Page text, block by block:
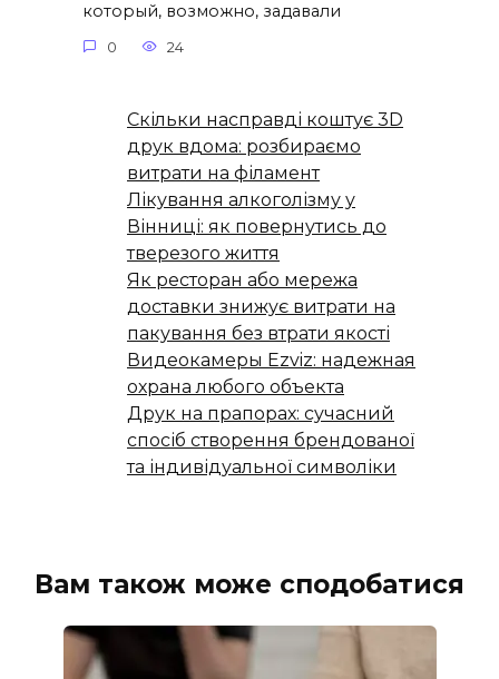
который, возможно, задавали
0 24
Скільки насправді коштує 3D
друк вдома: розбираємо
витрати на філамент
Лікування алкоголізму у
Вінниці: як повернутись до
тверезого життя
Як ресторан або мережа
доставки знижує витрати на
пакування без втрати якості
Видеокамеры Ezviz: надежная
охрана любого объекта
Друк на прапорах: сучасний
спосіб створення брендованої
та індивідуальної символіки
Вам також може сподобатися